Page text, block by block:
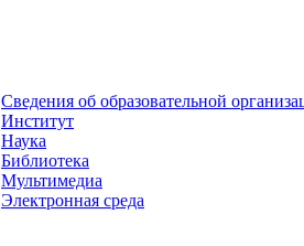
Сведения об образовательной
Институт
Наука
Библиотека
Мультимедиа
Электронная среда